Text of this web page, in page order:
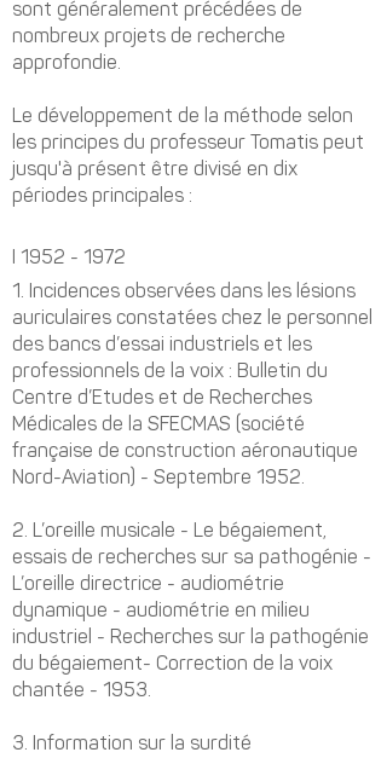
sont généralement précédées de
nombreux projets de recherche
approfondie.
Le développement de la méthode selon
les principes du professeur Tomatis peut
jusqu'à présent être divisé en dix
périodes principales :
1952 - 1972
1. Incidences observées dans les lésions
auriculaires constatées chez le personnel
des bancs d’essai industriels et les
professionnels de la voix : Bulletin du
Centre d’Etudes et de Recherches
Médicales de la SFECMAS (société
française de construction aéronautique
Nord-Aviation) - Septembre 1952.
2. L’oreille musicale - Le bégaiement,
essais de recherches sur sa pathogénie -
L’oreille directrice - audiométrie
dynamique - audiométrie en milieu
industriel - Recherches sur la pathogénie
du bégaiement- Correction de la voix
chantée - 1953.
3. Information sur la surdité